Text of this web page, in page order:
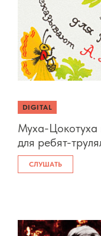
DIGITAL
Муха-Цокотуха
для ребят-
СЛУШАТЬ